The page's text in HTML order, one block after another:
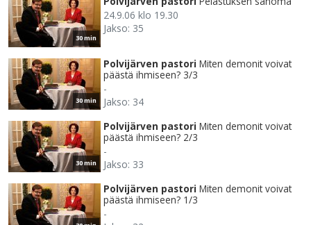
30 min
24.9.06 klo 19.30
Jakso: 35
30 min
Polvijärven pastori Miten demonit voivat
päästä ihmiseen? 3/3
-
Jakso: 34
30 min
Polvijärven pastori Miten demonit voivat
päästä ihmiseen? 2/3
-
Jakso: 33
Polvijärven pastori Miten demonit voivat
päästä ihmiseen? 1/3
-